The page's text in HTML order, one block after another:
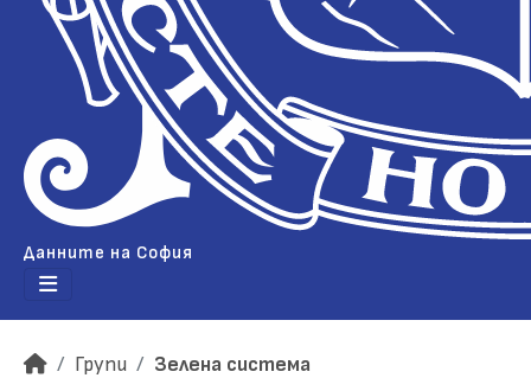
Данните на София
Групи Зелена система